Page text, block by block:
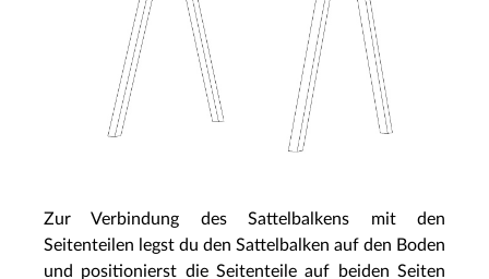
Zur Verbindung des Sattelbalkens mit den
Seitenteilen legst du den Sattelbalken auf den Boden
und positionierst die Seitenteile auf beiden Seiten